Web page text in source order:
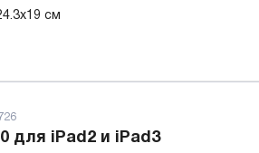
см
для iPad2 и iPad3